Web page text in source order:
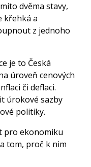
dvěma stavy,
křehká a
z jednoho
je to Česká
úroveň cenových
či deflaci.
úrokové sazby
politiky.
pro ekonomiku
tom, proč k nim